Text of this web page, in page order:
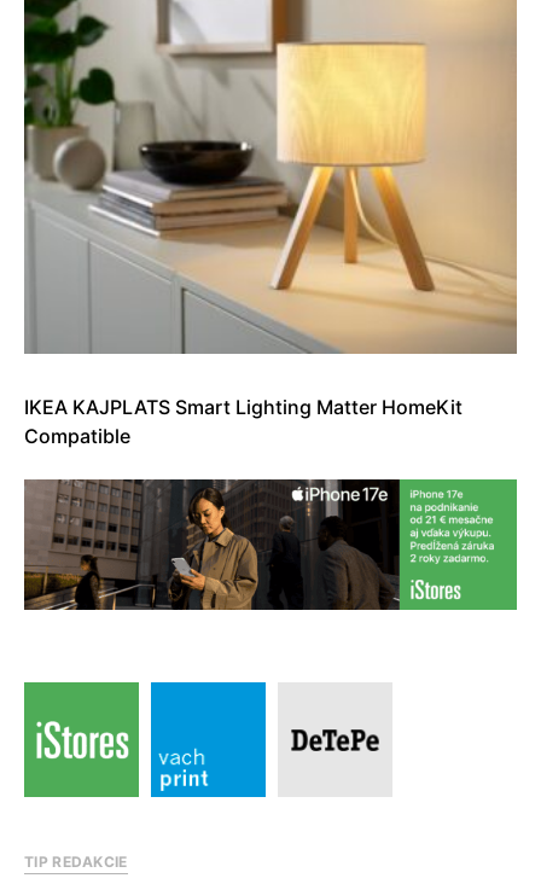
IKEA KAJPLATS Smart Lighting Matter HomeKit
Compatible
TIP REDAKCIE